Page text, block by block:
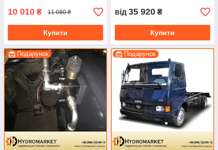
10 010 ₴ 11 080 ₴
Купити
від 35 920 ₴
Купити
Подарунок Подарунок